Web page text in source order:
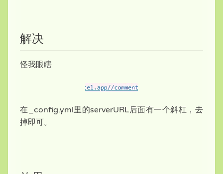
解决
怪我眼瞎
在_config.yml里的serverURL后面有一个斜杠，去
掉即可。